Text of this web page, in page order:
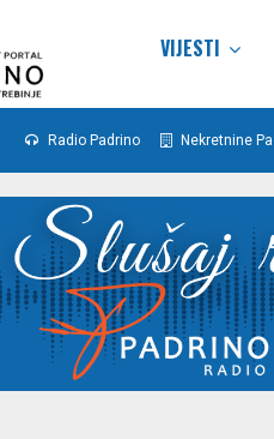
VIJESTI
Radio Padrino Nekretnine